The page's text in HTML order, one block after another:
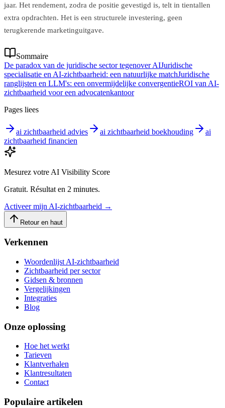
jaar. Het rendement, zodra de positie gevestigd is, telt in tientallen
extra opdrachten. Het is een structurele investering, geen
terugkerende marketinguitgave.
Sommaire
De paradox van de juridische sector tegenover AIJuridische
specialisatie en AI-zichtbaarheid: een natuurlijke matchJuridische
ranglijsten en LLM's: een onvermijdelijke convergentieROI van AI-
zichtbaarheid voor een advocatenkantoor
Pages liees
ai zichtbaarheid advies ai zichtbaarheid boekhouding
ai
zichtbaarheid financien
Mesurez votre AI Visibility Score
Gratuit. Résultat en 2 minutes.
Activeer mijn AI-zichtbaarheid →
Retour en haut
Verkennen
Woordenlijst AI-zichtbaarheid
Zichtbaarheid per sector
Gidsen & bronnen
Vergelijkingen
Integraties
Blog
Onze oplossing
Hoe het werkt
Tarieven
Klantverhalen
Klantresultaten
Contact
Populaire artikelen